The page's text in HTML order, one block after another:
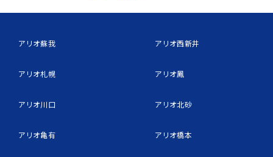
アリオ蘇我
アリオ札幌
アリオ川口
アリオ亀有
アリオ西新井
アリオ鳳
アリオ北砂
アリオ橋本